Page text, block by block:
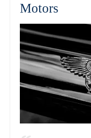
Motors